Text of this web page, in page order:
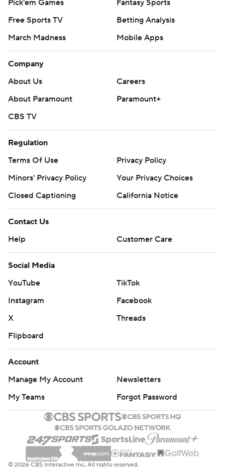
Pick'em Games
Fantasy Sports
Free Sports TV
Betting Analysis
March Madness
Mobile Apps
Company
About Us
Careers
About Paramount
Paramount+
CBS TV
Regulation
Terms Of Use
Privacy Policy
Minors' Privacy Policy
Closed Captioning
California Notice
Contact Us
Help
Customer Care
Social Media
YouTube
TikTok
Instagram
Facebook
X
Threads
Flipboard
Account
Manage My Account
Newsletters
My Teams
Forgot Password
© 2026 CBS Interactive Inc. All rights reserved.